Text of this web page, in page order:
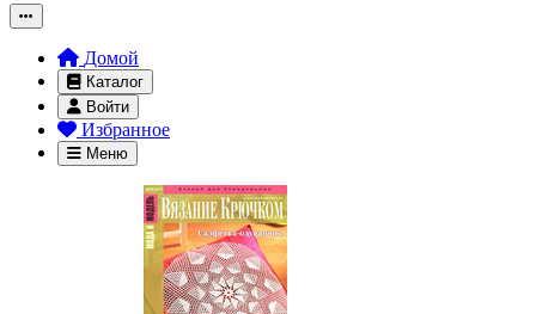
Домой
Каталог
Войти
Избранное
Меню